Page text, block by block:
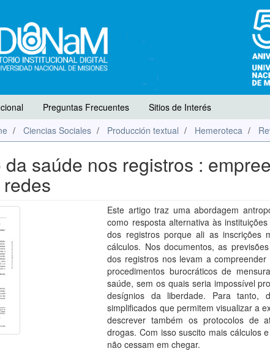
Preguntas Frecuentes
Sitios de Interés
Ciencias Sociales Producción textual Hemeroteca
saúde nos registros :
Este artigo traz uma abordagem
como resposta alternativa às
dos registros porque ali as inscrições
cálculos. Nos documentos, as
dos registros nos levam a
procedimentos burocráticos de
saúde, sem os quais seria impossível
desígnios da liberdade. Para tanto,
simplificados que permitem visualizar a
descrever também os protocolos de
drogas. Com isso suscito mais cálculos
não cessam em chegar.